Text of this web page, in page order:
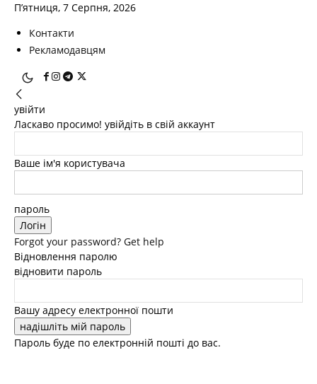
П’ятниця, 7 Серпня, 2026
Контакти
Рекламодавцям
увійти
Ласкаво просимо! увійдіть в свій аккаунт
Ваше ім'я користувача
пароль
Forgot your password? Get help
Відновлення паролю
відновити пароль
Вашу адресу електронної пошти
Пароль буде по електронній пошті до вас.